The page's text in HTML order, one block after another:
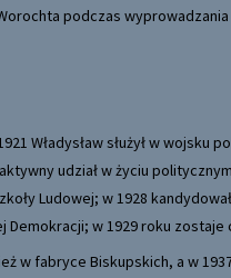
podczas
Władysław służył w
udział w życiu
Ludowej; w 1928
Demokracji; w 1929 roku
w fabryce Biskupskich, a w